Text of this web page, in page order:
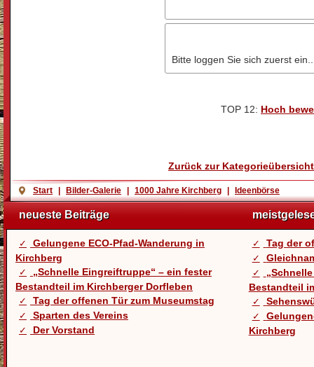
Bitte loggen Sie sich zuerst
TOP 12: Hoch
Zurück zur Kategorieübersicht
Start | Bilder-Galerie | 1000 Jahre Kirchberg | Ideenbörse
neueste Beiträge
Gelungene ECO-Pfad-Wanderung in
Kirchberg
„Schnelle Eingreiftruppe“ – ein fester
Bestandteil im Kirchberger Dorfleben
Tag der offenen Tür zum Museumstag
Sparten des Vereins
Der Vorstand
Tag der
Bestandteil
Kirchberg